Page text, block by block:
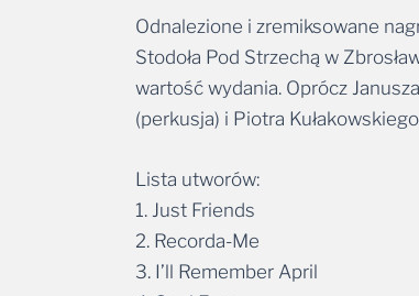
Odnalezione i zremiksowane
Stodoła Pod Strzechą w
wartość wydania. Oprócz
(perkusja) i Piotra
Lista utworów:
1. Just Friends
2. Recorda-Me
3. I’ll Remember April